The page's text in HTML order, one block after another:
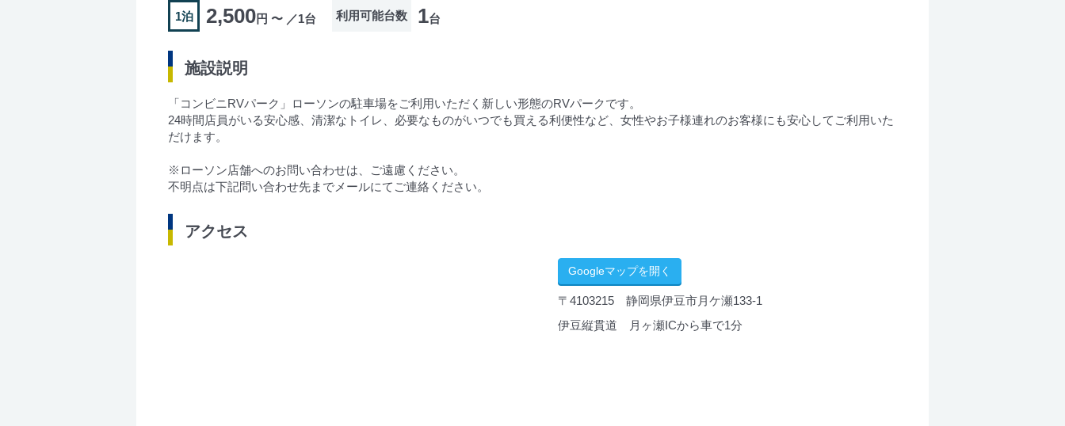
1泊 2,500円 〜 ／1台 利用可能台数 1台
施設説明
「コンビニRVパーク」ローソンの駐車場をご利用いただく新しい形態のRVパークです。
24時間店員がいる安心感、清潔なトイレ、必要なものがいつでも買える利便性など、女性やお子様連れのお客様にも安心してご利用いた
だけます。
※ローソン店舗へのお問い合わせは、ご遠慮ください。
不明点は下記問い合わせ先までメールにてご連絡ください。
アクセス
Googleマップを開く
〒4103215 静岡県伊豆市月ケ瀬133-1
伊豆縦貫道 月ヶ瀬ICから車で1分